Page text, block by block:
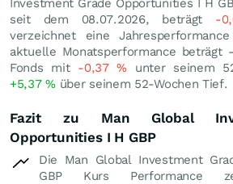
Investment Grade Opportunities I H
seit dem 08.07.2026, beträgt -
verzeichnet eine
aktuelle Monatsperformance
Fonds mit -0,37% unter seinem
+5,37%über seinem 52-Wochen Tief.
Fazit zu Man Global
Opportunities I H GBP
Die Man Global Investment
GBP Kurs Performance